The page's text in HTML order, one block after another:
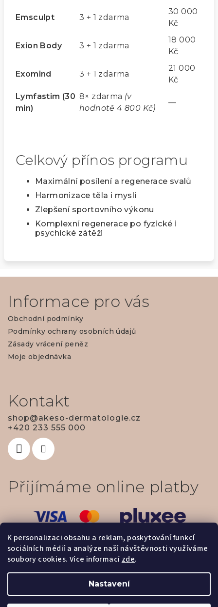
K personalizaci obsahu a reklam, poskytování funkcí
sociálních médií a analýze naší návštěvnosti využíváme
soubory cookies. Více informacízde.
Nastavení
Emsculpt 3 + 1 zdarma
30 000
Kč
Exion Body 3 + 1 zdarma
18 000
Kč
Exomind 3 + 1 zdarma
21 000
Kč
Lymfastim (30
min)
8× zdarma (v
hodnotě 4 800 Kč)
—
Celkový přínos programu
Maximální posílení a regenerace svalů
Harmonizace těla i mysli
Zlepšení sportovního výkonu
Komplexní regenerace po fyzické i
psychické zátěži
Informace pro vás
Obchodní podmínky
Podmínky ochrany osobních údajů
Zásady vrácení peněz
Moje objednávka
Kontakt
shop@akeso-dermatologie.cz
+420 233 555 000
Přijímáme online platby
Copyright 2026Dermatologie & estetika - AKESO. Všechna